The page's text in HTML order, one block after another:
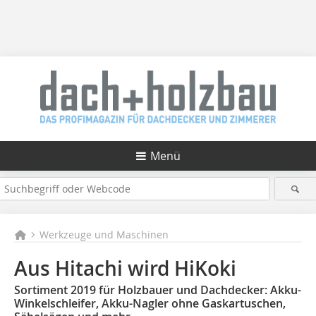
Menü
Werkzeuge und Maschinen
Aus Hitachi wird HiKoki
Sortiment 2019 für Holzbauer und Dachdecker: Akku-
Winkelschleifer, Akku-Nagler ohne Gaskartuschen,